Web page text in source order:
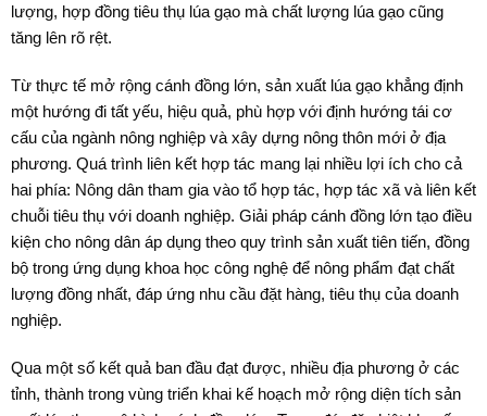
lượng, hợp đồng tiêu thụ lúa gạo mà chất lượng lúa gạo cũng
tăng lên rõ rệt.
Từ thực tế mở rộng cánh đồng lớn, sản xuất lúa gạo khẳng định
một hướng đi tất yếu, hiệu quả, phù hợp với định hướng tái cơ
cấu của ngành nông nghiệp và xây dựng nông thôn mới ở địa
phương. Quá trình liên kết hợp tác mang lại nhiều lợi ích cho cả
hai phía: Nông dân tham gia vào tổ hợp tác, hợp tác xã và liên kết
chuỗi tiêu thụ với doanh nghiệp. Giải pháp cánh đồng lớn tạo điều
kiện cho nông dân áp dụng theo quy trình sản xuất tiên tiến, đồng
bộ trong ứng dụng khoa học công nghệ để nông phẩm đạt chất
lượng đồng nhất, đáp ứng nhu cầu đặt hàng, tiêu thụ của doanh
nghiệp.
Qua một số kết quả ban đầu đạt được, nhiều địa phương ở các
tỉnh, thành trong vùng triển khai kế hoạch mở rộng diện tích sản